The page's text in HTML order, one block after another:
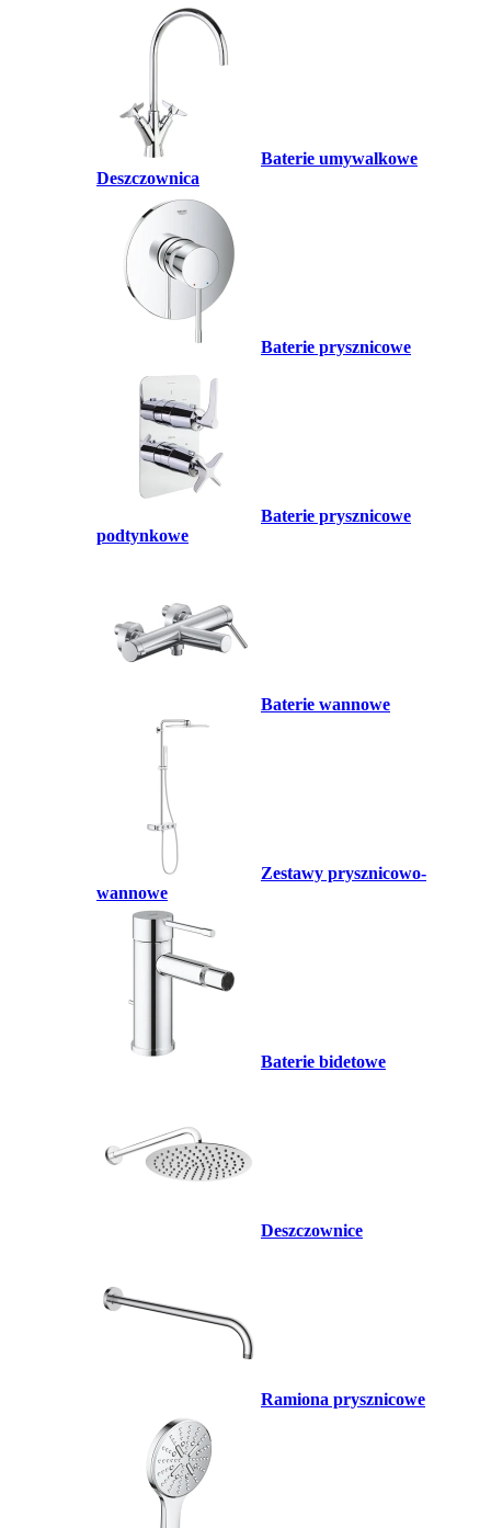
Baterie umywalkowe
Deszczownica
Baterie prysznicowe
Baterie prysznicowe
podtynkowe
Baterie wannowe
Zestawy prysznicowo-
wannowe
Baterie bidetowe
Deszczownice
Ramiona prysznicowe